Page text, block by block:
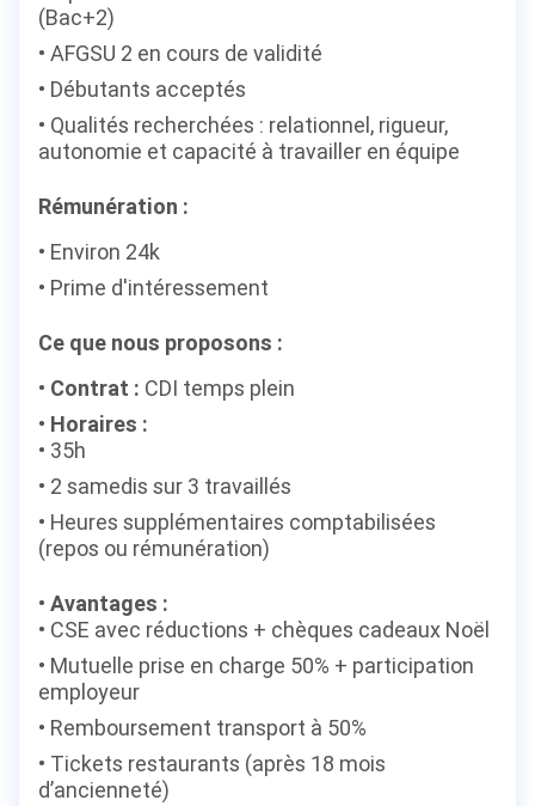
(Bac+2)
AFGSU 2 en cours de validité
Débutants acceptés
Qualités recherchées : relationnel, rigueur,
autonomie et capacité à travailler en équipe
Rémunération :
Environ 24k
Prime d'intéressement
Ce que nous proposons :
Contrat : CDI temps plein
Horaires :
35h
2 samedis sur 3 travaillés
Heures supplémentaires comptabilisées
(repos ou rémunération)
Avantages :
CSE avec réductions + chèques cadeaux Noël
Mutuelle prise en charge 50% + participation
employeur
Remboursement transport à 50%
Tickets restaurants (après 18 mois
d’ancienneté)